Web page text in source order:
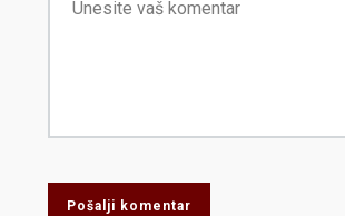
Pošalji komentar